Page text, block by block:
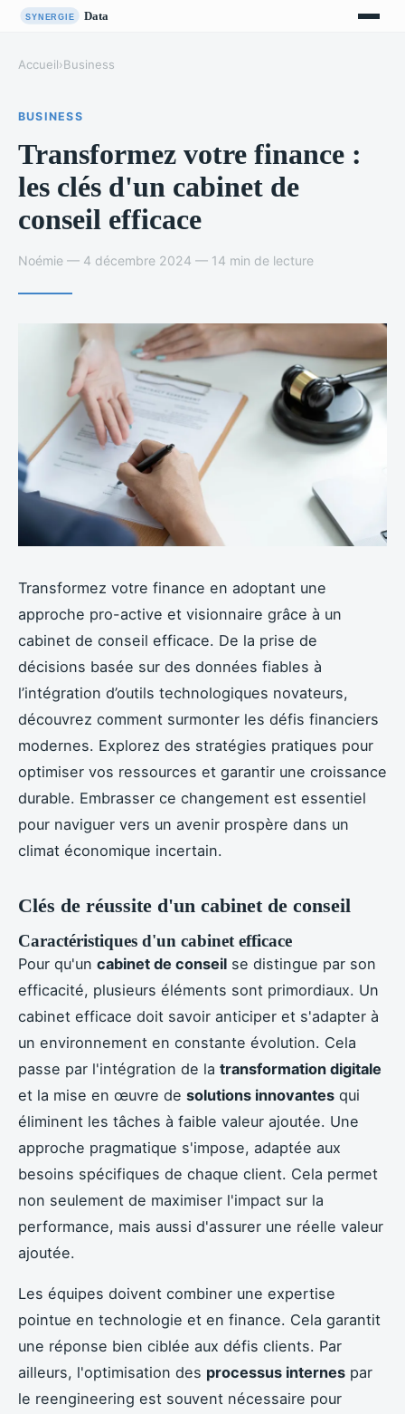
Accueil›Business
BUSINESS
Transformez votre finance :
les clés d'un cabinet de
conseil efficace
Noémie — 4 décembre 2024 — 14 min de lecture
Transformez votre finance en adoptant une
approche pro-active et visionnaire grâce à un
cabinet de conseil efficace. De la prise de
décisions basée sur des données fiables à
l’intégration d’outils technologiques novateurs,
découvrez comment surmonter les défis financiers
modernes. Explorez des stratégies pratiques pour
optimiser vos ressources et garantir une croissance
durable. Embrasser ce changement est essentiel
pour naviguer vers un avenir prospère dans un
climat économique incertain.
Clés de réussite d'un cabinet de conseil
Caractéristiques d'un cabinet efficace
Pour qu'un cabinet de conseil se distingue par son
efficacité, plusieurs éléments sont primordiaux. Un
cabinet efficace doit savoir anticiper et s'adapter à
un environnement en constante évolution. Cela
passe par l'intégration de la transformation digitale
et la mise en œuvre de solutions innovantes qui
éliminent les tâches à faible valeur ajoutée. Une
approche pragmatique s'impose, adaptée aux
besoins spécifiques de chaque client. Cela permet
non seulement de maximiser l'impact sur la
performance, mais aussi d'assurer une réelle valeur
ajoutée.
Les équipes doivent combiner une expertise
pointue en technologie et en finance. Cela garantit
une réponse bien ciblée aux défis clients. Par
ailleurs, l'optimisation des processus internes par
le reengineering est souvent nécessaire pour